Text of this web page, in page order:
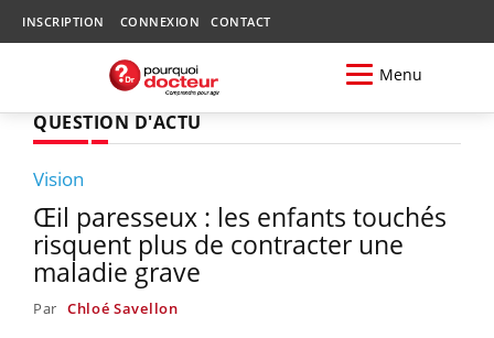
INSCRIPTION CONNEXION CONTACT
Menu
QUESTION D'ACTU
Vision
Œil paresseux : les enfants touchés
risquent plus de contracter une
maladie grave
Par Chloé Savellon